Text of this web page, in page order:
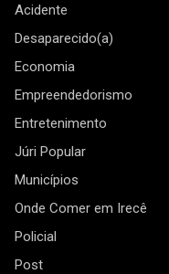
Acidente
Desaparecido(a)
Economia
Empreendedorismo
Entretenimento
Júri Popular
Municípios
Onde Comer em Irecê
Policial
Post